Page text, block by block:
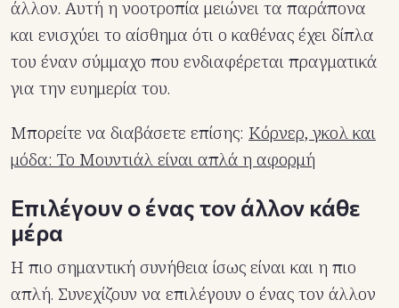
άλλον. Αυτή η νοοτροπία μειώνει τα παράπονα
και ενισχύει το αίσθημα ότι ο καθένας έχει δίπλα
του έναν σύμμαχο που ενδιαφέρεται πραγματικά
για την ευημερία του.
Μπορείτε να διαβάσετε επίσης: Κόρνερ, γκολ και
μόδα: Το Μουντιάλ είναι απλά η αφορμή
Επιλέγουν ο ένας τον άλλον κάθε
μέρα
Η πιο σημαντική συνήθεια ίσως είναι και η πιο
απλή. Συνεχίζουν να επιλέγουν ο ένας τον άλλον